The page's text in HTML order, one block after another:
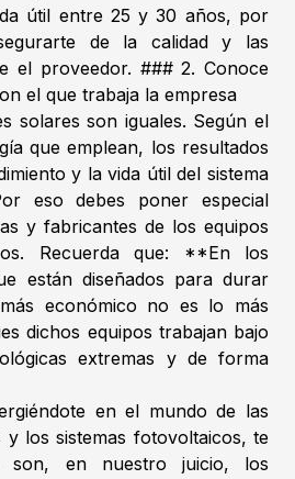
útil entre 25 y 30 años, por
de la calidad y las
el proveedor. ### 2. Conoce
el que trabaja la empresa
solares son iguales. Según el
que emplean, los resultados
y la vida útil del sistema
eso debes poner especial
y fabricantes de los equipos
Recuerda que: **En los
están diseñados para durar
económico no es lo más
dichos equipos trabajan bajo
extremas y de forma
en el mundo de las
y los sistemas fotovoltaicos, te
son, en nuestro juicio, los